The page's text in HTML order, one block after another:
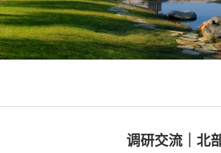
调研交流｜北